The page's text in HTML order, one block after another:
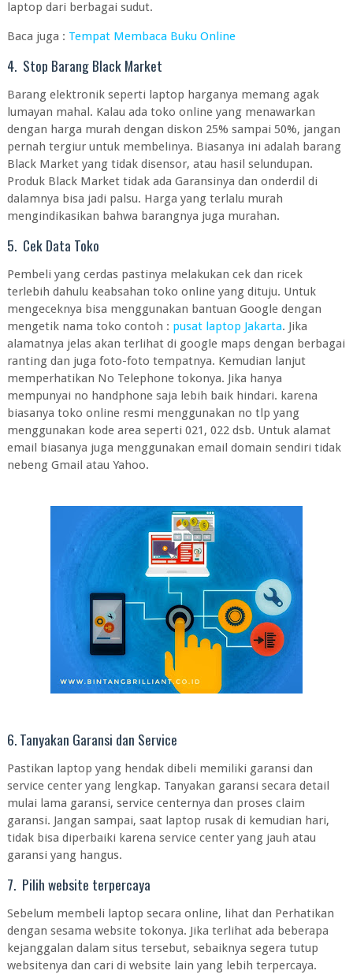
laptop dari berbagai sudut.
Baca juga : Tempat Membaca Buku Online
4. Stop Barang Black Market
Barang elektronik seperti laptop harganya memang agak
lumayan mahal. Kalau ada toko online yang menawarkan
dengan harga murah dengan diskon 25% sampai 50%, jangan
pernah tergiur untuk membelinya. Biasanya ini adalah barang
Black Market yang tidak disensor, atau hasil selundupan.
Produk Black Market tidak ada Garansinya dan onderdil di
dalamnya bisa jadi palsu. Harga yang terlalu murah
mengindikasikan bahwa barangnya juga murahan.
5. Cek Data Toko
Pembeli yang cerdas pastinya melakukan cek dan ricek
terlebih dahulu keabsahan toko online yang dituju. Untuk
mengeceknya bisa menggunakan bantuan Google dengan
mengetik nama toko contoh : pusat laptop Jakarta. Jika
alamatnya jelas akan terlihat di google maps dengan berbagai
ranting dan juga foto-foto tempatnya. Kemudian lanjut
memperhatikan No Telephone tokonya. Jika hanya
mempunyai no handphone saja lebih baik hindari. karena
biasanya toko online resmi menggunakan no tlp yang
menggunakan kode area seperti 021, 022 dsb. Untuk alamat
email biasanya juga menggunakan email domain sendiri tidak
nebeng Gmail atau Yahoo.
6. Tanyakan Garansi dan Service
Pastikan laptop yang hendak dibeli memiliki garansi dan
service center yang lengkap. Tanyakan garansi secara detail
mulai lama garansi, service centernya dan proses claim
garansi. Jangan sampai, saat laptop rusak di kemudian hari,
tidak bisa diperbaiki karena service center yang jauh atau
garansi yang hangus.
7. Pilih website terpercaya
Sebelum membeli laptop secara online, lihat dan Perhatikan
dengan sesama website tokonya. Jika terlihat ada beberapa
kejanggalan dalam situs tersebut, sebaiknya segera tutup
websitenya dan cari di website lain yang lebih terpercaya.